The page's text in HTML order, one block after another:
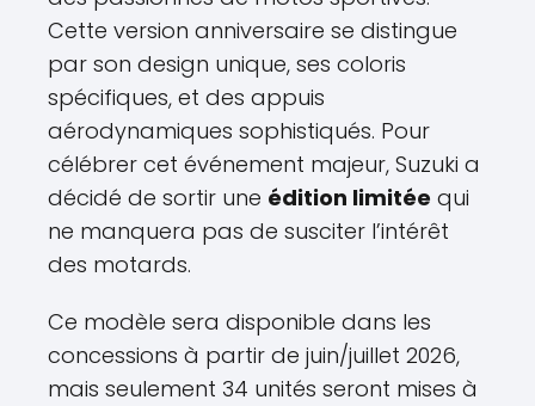
Cette version anniversaire se distingue
par son design unique, ses coloris
spécifiques, et des appuis
aérodynamiques sophistiqués. Pour
célébrer cet événement majeur, Suzuki a
décidé de sortir une édition limitée qui
ne manquera pas de susciter l’intérêt
des motards.
Ce modèle sera disponible dans les
concessions à partir de juin/juillet 2026,
mais seulement 34 unités seront mises à